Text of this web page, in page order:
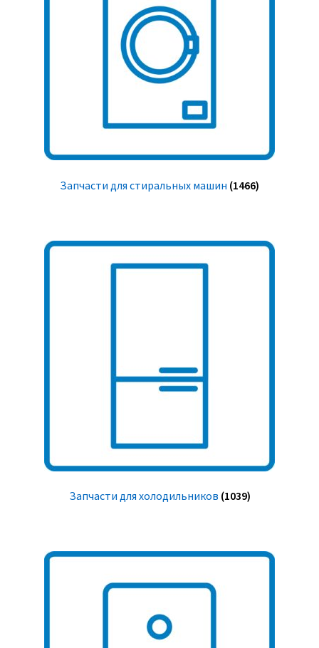
Запчасти для стиральных машин (1466)
Запчасти для холодильников (1039)